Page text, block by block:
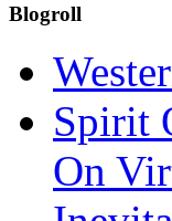
Blogroll
Spirit
On